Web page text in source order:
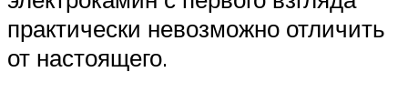
практически невозможно отличить
от настоящего.